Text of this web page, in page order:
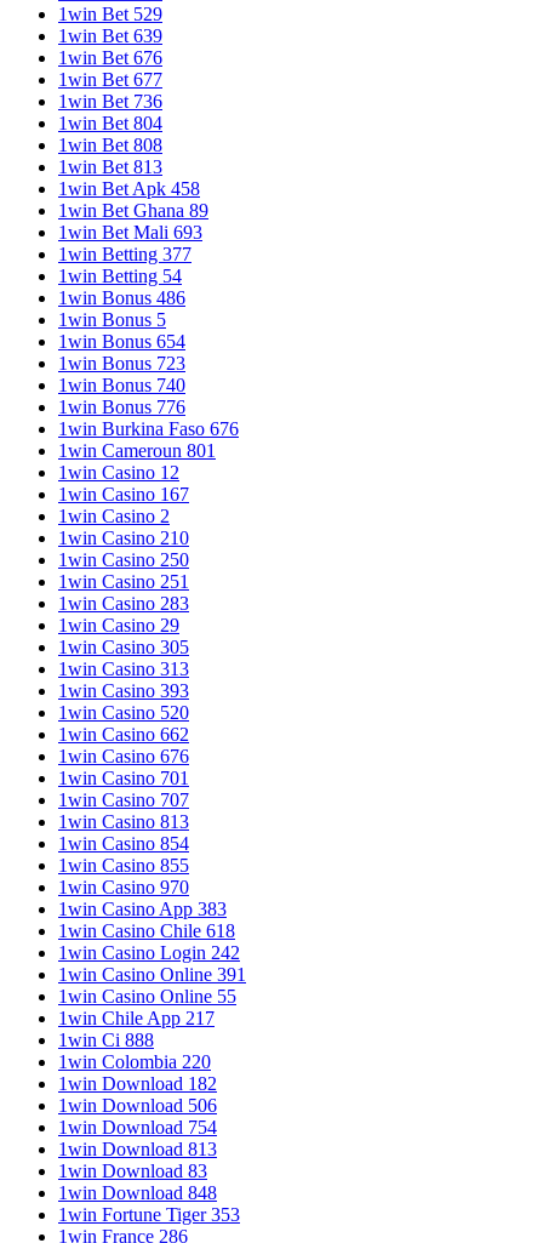
1win Bet 529
1win Bet 639
1win Bet 676
1win Bet 677
1win Bet 736
1win Bet 804
1win Bet 808
1win Bet 813
1win Bet Apk 458
1win Bet Ghana 89
1win Bet Mali 693
1win Betting 377
1win Betting 54
1win Bonus 486
1win Bonus 5
1win Bonus 654
1win Bonus 723
1win Bonus 740
1win Bonus 776
1win Burkina Faso 676
1win Cameroun 801
1win Casino 12
1win Casino 167
1win Casino 2
1win Casino 210
1win Casino 250
1win Casino 251
1win Casino 283
1win Casino 29
1win Casino 305
1win Casino 313
1win Casino 393
1win Casino 520
1win Casino 662
1win Casino 676
1win Casino 701
1win Casino 707
1win Casino 813
1win Casino 854
1win Casino 855
1win Casino 970
1win Casino App 383
1win Casino Chile 618
1win Casino Login 242
1win Casino Online 391
1win Casino Online 55
1win Chile App 217
1win Ci 888
1win Colombia 220
1win Download 182
1win Download 506
1win Download 754
1win Download 813
1win Download 83
1win Download 848
1win Fortune Tiger 353
1win France 286